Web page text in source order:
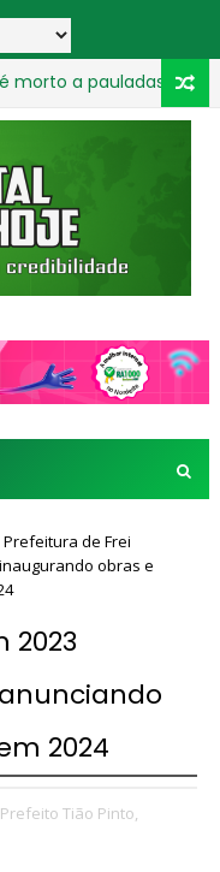
após discussão
não perder bicicleta
Prefeitura de Frei
obras e
2023
2024
Prefeito Tião Pinto,